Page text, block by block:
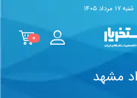
شنبه ۱۷ مرداد ۱۴۰۵
۰
مشهد